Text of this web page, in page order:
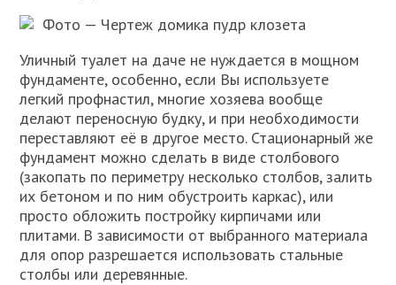
Фото — Чертеж домика пудр клозета
Уличный туалет на даче не нуждается в мощном
фундаменте, особенно, если Вы используете
легкий профнастил, многие хозяева вообще
делают переносную будку, и при необходимости
переставляют её в другое место. Стационарный же
фундамент можно сделать в виде столбового
(закопать по периметру несколько столбов, залить
их бетоном и по ним обустроить каркас), или
просто обложить постройку кирпичами или
плитами. В зависимости от выбранного материала
для опор разрешается использовать стальные
столбы или деревянные.